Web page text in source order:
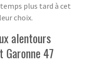
plus tard à cet
choix.
alentours
Garonne 47